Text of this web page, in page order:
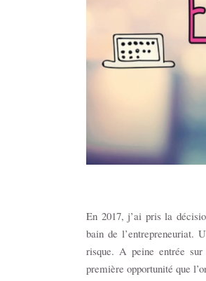
En 2017, j’ai pris la
bain de l’entrepreneuriat.
risque. A peine entrée
première opportunité que